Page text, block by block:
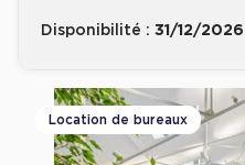
Disponibilité : 31/12/2026
Location de bureaux